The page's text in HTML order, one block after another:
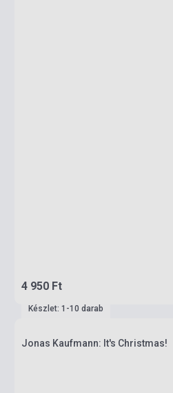
4 950 Ft
Készlet: 1-10 darab
Jonas Kaufmann: It's Christmas!